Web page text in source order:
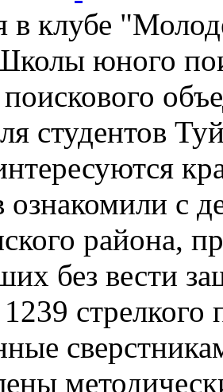
в клубе
юного
студентов
с
района,
без вести